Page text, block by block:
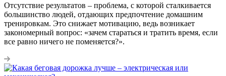
Отсутствие результатов – проблема, с которой сталкивается
большинство людей, отдающих предпочтение домашним
тренировкам. Это снижает мотивацию, ведь возникает
закономерный вопрос: «зачем стараться и тратить время, если
все равно ничего не поменяется?».